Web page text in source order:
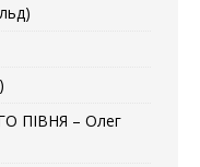
ПІВНЯ – Олег